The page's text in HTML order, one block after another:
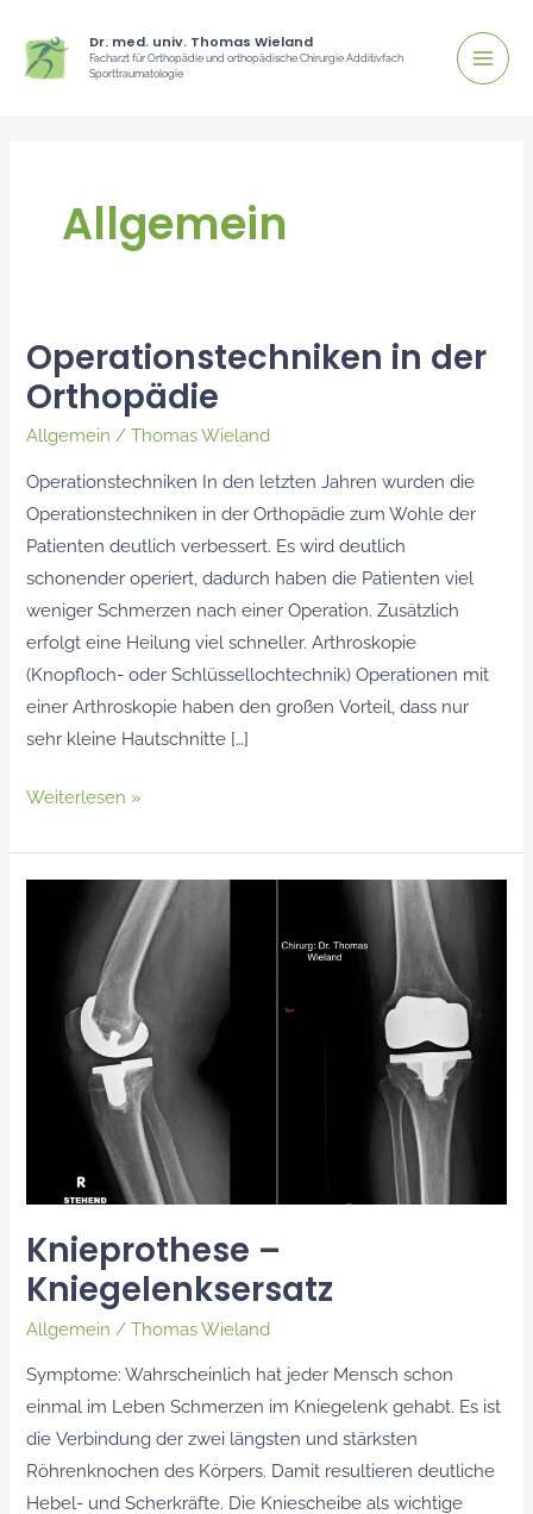
Inhalt
springen
Dr. med. univ. Thomas Wieland
Facharzt für Orthopädie und orthopädische Chirurgie Additivfach
Sporttraumatologie
Allgemein
Operationstechniken in der
Orthopädie
Allgemein /Thomas Wieland
Operationstechniken In den letzten Jahren wurden die
Operationstechniken in der Orthopädie zum Wohle der
Patienten deutlich verbessert. Es wird deutlich
schonender operiert, dadurch haben die Patienten viel
weniger Schmerzen nach einer Operation. Zusätzlich
erfolgt eine Heilung viel schneller. Arthroskopie
(Knopfloch- oder Schlüssellochtechnik) Operationen mit
einer Arthroskopie haben den großen Vorteil, dass nur
sehr kleine Hautschnitte […]
Operationstechniken
in
Orthopädie
Weiterlesen »
Knieprothese –
Kniegelenksersatz
Allgemein /Thomas Wieland
Symptome: Wahrscheinlich hat jeder Mensch schon
einmal im Leben Schmerzen im Kniegelenk gehabt. Es ist
die Verbindung der zwei längsten und stärksten
Röhrenknochen des Körpers. Damit resultieren deutliche
Hebel- und Scherkräfte. Die Kniescheibe als wichtige
Knieprothese
Kniegelenksersatz